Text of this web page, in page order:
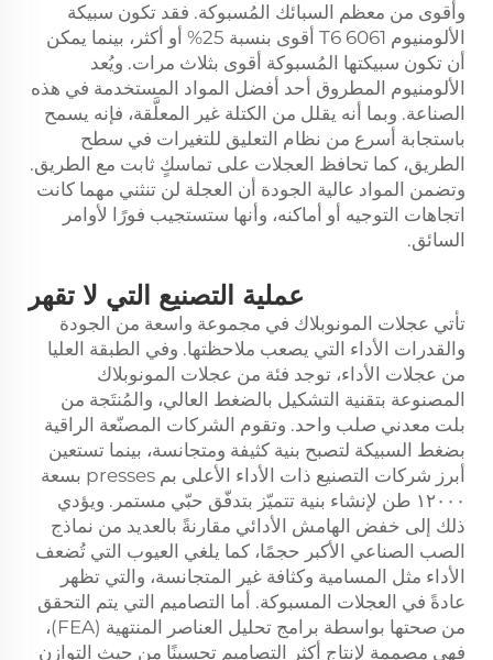
وأقوى من معظم السبائك المُسبوكة. فقد تكون سبيكة
الألومنيوم 6061 T6 أقوى بنسبة 25% أو أكثر، بينما يمكن
أن تكون سبيكتها المُسبوكة أقوى بثلاث مرات. ويُعد
الألومنيوم المطروق أحد أفضل المواد المستخدمة في هذه
الصناعة. وبما أنه يقلل من الكتلة غير المعلَّقة، فإنه يسمح
باستجابة أسرع من نظام التعليق للتغيرات في سطح
الطريق، كما تحافظ العجلات على تماسكٍ ثابت مع الطريق.
وتضمن المواد عالية الجودة أن العجلة لن تنثني مهما كانت
اتجاهات التوجيه أو أماكنه، وأنها ستستجيب فورًا لأوامر
السائق.
عملية التصنيع التي لا تقهر
تأتي عجلات المونوبلاك في مجموعة واسعة من الجودة
والقدرات الأداء التي يصعب ملاحظتها. وفي الطبقة العليا
من عجلات الأداء، توجد فئة من عجلات المونوبلاك
المصنوعة بتقنية التشكيل بالضغط العالي، والمُنتَجة من
بلت معدني صلب واحد. وتقوم الشركات المصنّعة الراقية
بضغط السبيكة لتصبح بنية كثيفة ومتجانسة، بينما تستعين
أبرز شركات التصنيع ذات الأداء الأعلى بم presses بسعة
١٢٠٠٠ طن لإنشاء بنية تتميّز بتدفّق حبّي مستمر. ويؤدي
ذلك إلى خفض الهامش الأدائي مقارنةً بالعديد من نماذج
الصب الصناعي الأكبر حجمًا، كما يلغي العيوب التي تُضعف
الأداء مثل المسامية وكثافة غير المتجانسة، والتي تظهر
عادةً في العجلات المسبوكة. أما التصاميم التي يتم التحقق
من صحتها بواسطة برامج تحليل العناصر المنتهية (FEA)،
فهي مصممة لإنتاج أكثر التصاميم تحسينًا من حيث التوازن